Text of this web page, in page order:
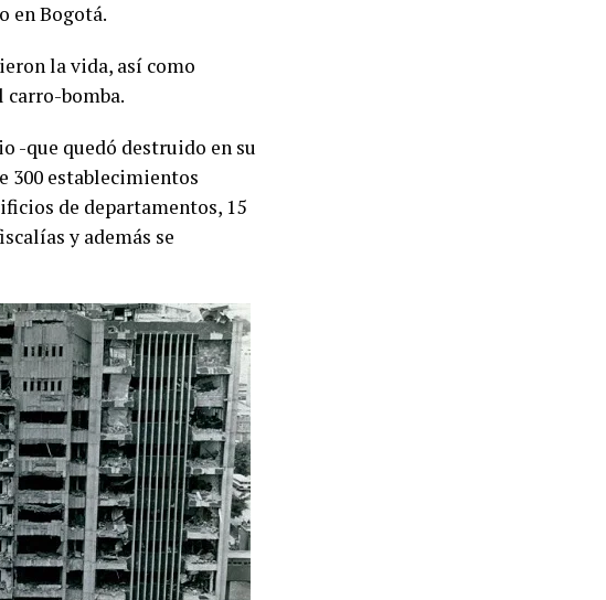
enBogotá.
la vida, así como
carro-bomba.
-que quedó destruido en su
300 establecimientos
de departamentos, 15
y además se